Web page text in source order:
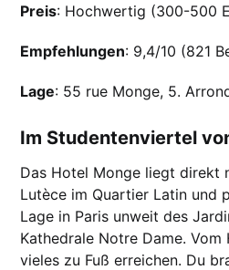
Preis: Hochwertig (300-500
Empfehlungen: 9,4/10 (821
Lage: 55 rue Monge, 5.
Im Studentenviertel
Das Hotel Monge liegt direkt
Lutèce im Quartier Latin und
Lage in Paris unweit des
Kathedrale Notre Dame.
vieles zu Fuß erreichen. Du